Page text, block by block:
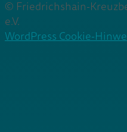
© Friedrichshain-
e.V.
WordPress Cookie-